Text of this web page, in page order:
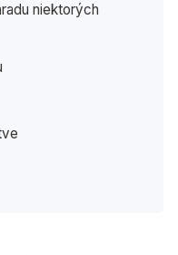
niektorých